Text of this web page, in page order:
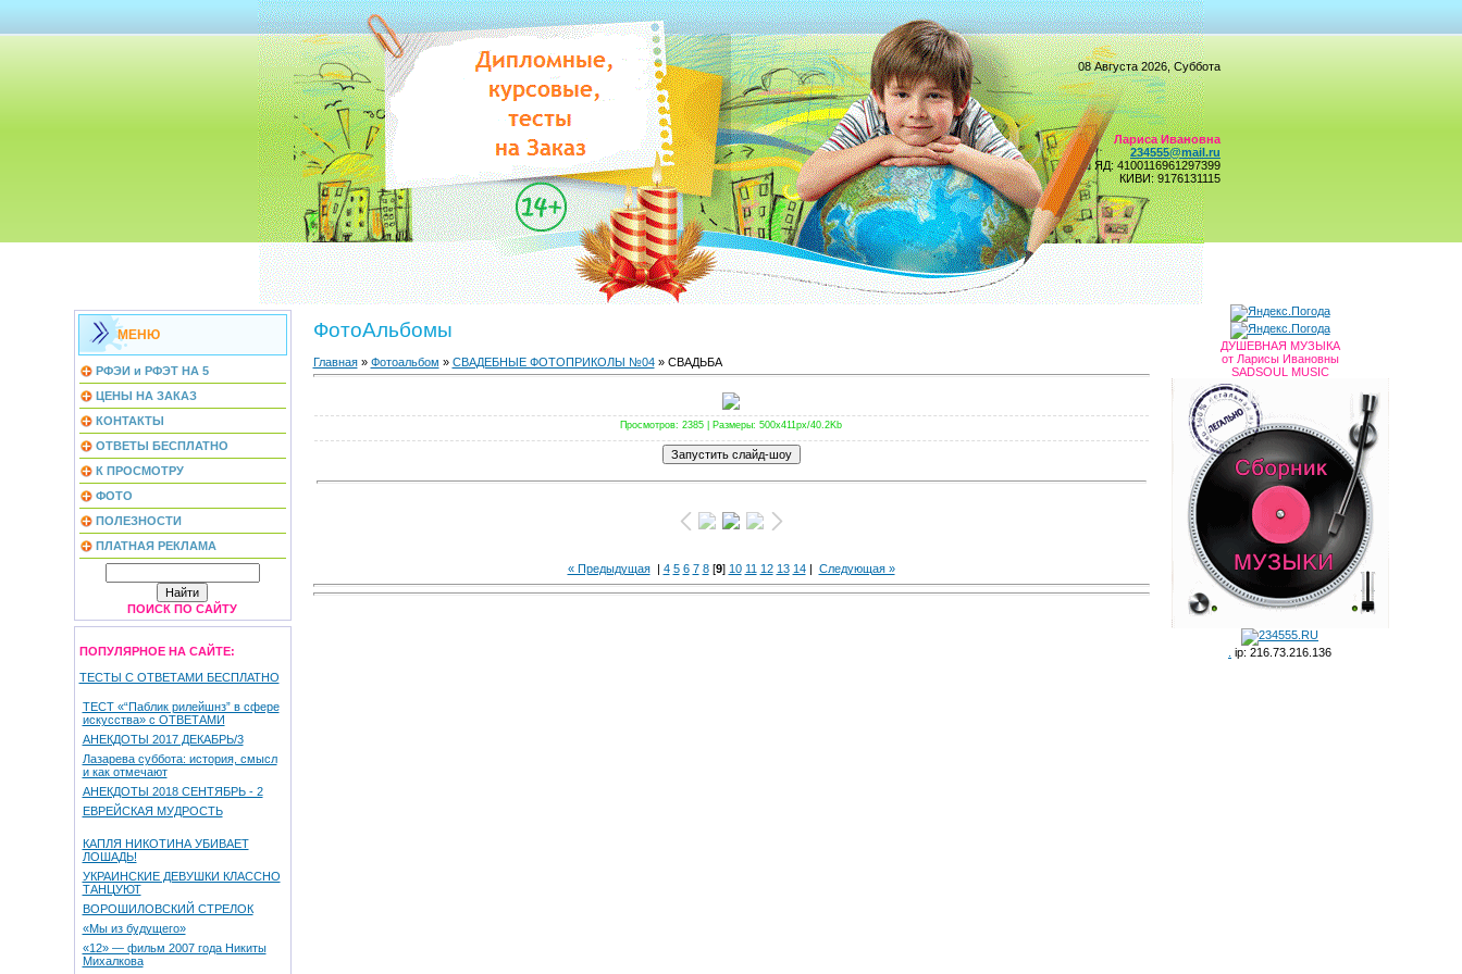
08 Августа 2026, Суббота
Лариса Ивановна
234555@mail.ru
ЯД: 4100116961297399
КИВИ: 9176131115
МЕНЮ
РФЭИ и РФЭТ НА 5
ЦЕНЫ НА ЗАКАЗ
КОНТАКТЫ
ОТВЕТЫ БЕСПЛАТНО
К ПРОСМОТРУ
ФОТО
ПОЛЕЗНОСТИ
ПЛАТНАЯ РЕКЛАМА
ПОИСК ПО САЙТУ
ПОПУЛЯРНОЕ НА САЙТЕ:
ТЕСТЫ С ОТВЕТАМИ БЕСПЛАТНО
ТЕСТ «“Паблик рилейшнз” в сфере
искусства» с ОТВЕТАМИ
АНЕКДОТЫ 2017 ДЕКАБРЬ/3
Лазарева суббота: история, смысл
и как отмечают
АНЕКДОТЫ 2018 СЕНТЯБРЬ - 2
ЕВРЕЙСКАЯ МУДРОСТЬ
КАПЛЯ НИКОТИНА УБИВАЕТ
ЛОШАДЬ!
УКРАИНСКИЕ ДЕВУШКИ КЛАССНО
ТАНЦУЮТ
ВОРОШИЛОВСКИЙ СТРЕЛОК
«Мы из будущего»
«12» — фильм 2007 года Никиты
Михалкова
ФотоАльбомы
Главная» Фотоальбом » СВАДЕБНЫЕ ФОТОПРИКОЛЫ №04» СВАДЬБА
Просмотров: 2385 | Размеры: 500x411px/40.2Kb
« Предыдущая| 4 5 6 7 8[9] 10 11 12 13 14| Следующая »
ДУШЕВНАЯ МУЗЫКА
от Ларисы Ивановны
SADSOUL MUSIC
ip: 216.73.216.136